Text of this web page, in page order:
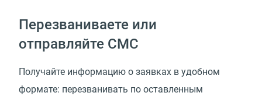
Перезваниваете или
отправляйте СМС
Получайте информацию о заявках в удобном
формате: перезванивать по оставленным